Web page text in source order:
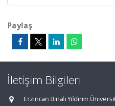
Paylaş
İletişim Bilgileri
Erzincan Binali Yıldırım